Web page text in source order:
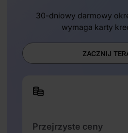
30-dniowy darmowy
wymaga karty
ZACZNIJ
Przejrzyste ceny